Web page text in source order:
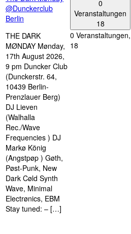
@Dunckerclub
Berlin
THE DARK
MØNDAY Mønday,
17th August 2026,
9 pm Duncker Club
(Dunckerstr. 64,
10439 Berlin-
Prenzlauer Berg)
DJ Lieven
(Walhalla
Rec./Wave
Frequencies ) DJ
Markø König
(Angstpøp ) Gøth,
Pøst-Punk, New
Dark Cøld Synth
Wave, Minimal
Electrønics, EBM
Stay tuned: – […]
0
Veranstaltungen
18
0 Veranstaltungen,
18